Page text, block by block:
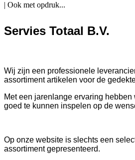
| Ook met opdruk...
Servies Totaal B.V.
Wij zijn een professionele
assortiment artikelen voor de
Met een jarenlange ervaring
goed te kunnen inspelen op de
Op onze website is slechts een
assortiment gepresenteerd.